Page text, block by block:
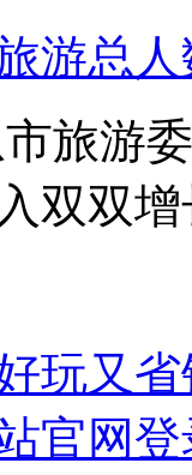
游总
旅游
双双
玩又
官网